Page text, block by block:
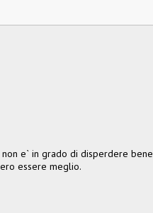
e` in grado di disperdere bene
essere meglio.